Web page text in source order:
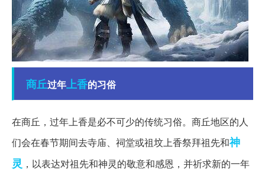
商丘过年上香的习俗
在商丘，过年上香是必不可少的传统习俗。商丘地区的人
们会在春节期间去寺庙、祠堂或祖坟上香祭拜祖先和神
灵 ，以表达对祖先和神灵的敬意和感恩，并祈求新的一年